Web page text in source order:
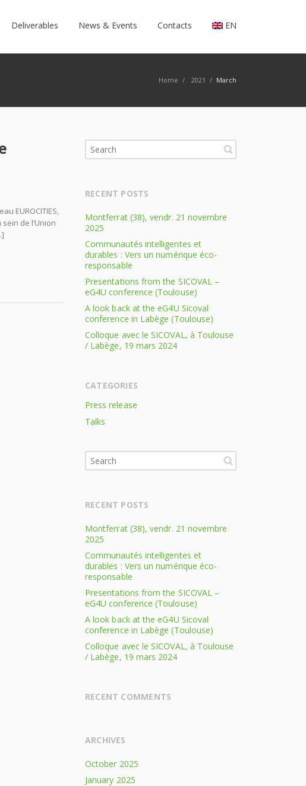
Deliverables News & Events Contacts EN
Home / 2021 / March
EUROCITIES,
de l’Union
RECENT POSTS
Montferrat (38), vendr. 21 novembre
2025
Communautés intelligentes et
durables : Vers un numérique éco-
responsable
Presentations from the SICOVAL –
eG4U conference (Toulouse)
A look back at the eG4U Sicoval
conference in Labège (Toulouse)
Colloque avec le SICOVAL, à Toulouse
/ Labège, 19 mars 2024
CATEGORIES
Press release
Talks
RECENT POSTS
Montferrat (38), vendr. 21 novembre
2025
Communautés intelligentes et
durables : Vers un numérique éco-
responsable
Presentations from the SICOVAL –
eG4U conference (Toulouse)
A look back at the eG4U Sicoval
conference in Labège (Toulouse)
Colloque avec le SICOVAL, à Toulouse
/ Labège, 19 mars 2024
RECENT COMMENTS
ARCHIVES
October 2025
January 2025